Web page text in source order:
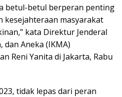
betul-betul berperan penting
kesejahteraan masyarakat
kata Direktur Jenderal
dan Aneka (IKMA)
Reni Yanita di Jakarta, Rabu
tidak lepas dari peran